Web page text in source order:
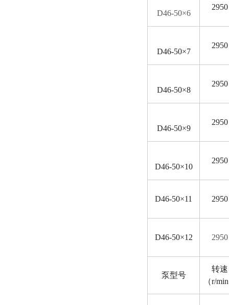
D46-50×6
2950
D46-50×7
2950
D46-50×8
2950
D46-50×9
2950
D46-50×10
2950
D46-50×11 2950
D46-50×12 2950
泵型号
转速
（r/